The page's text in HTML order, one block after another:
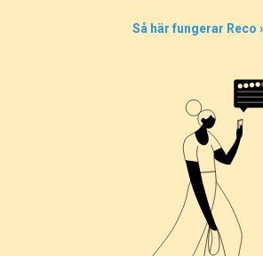
Så här fungerar Reco